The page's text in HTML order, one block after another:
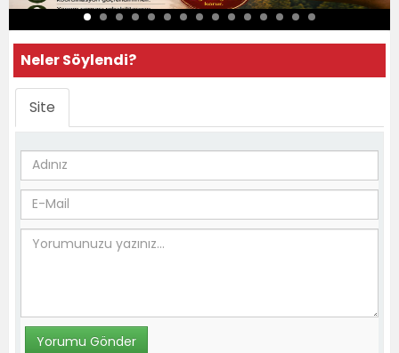
Neler Söylendi?
Site